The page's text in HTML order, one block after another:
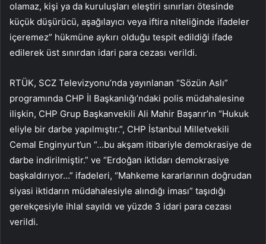
olamaz, kişi ya da kuruluşları eleştiri sınırları ötesinde
küçük düşürücü, aşağılayıcı veya iftira niteliğinde ifadeler
içeremez” hükmüne aykırı olduğu tespit edildiği ifade
edilerek üst sınırdan idari para cezası verildi.
RTÜK, SCZ Televizyonu’nda yayınlanan “Sözün Aslı”
programında CHP İl Başkanlığı’ndaki polis müdahalesine
ilişkin, CHP Grup Başkanvekili Ali Mahir Başarır’ın “Hukuk
eliyle bir darbe yapılmıştır.”, CHP İstanbul Milletvekili
Cemal Enginyurt’un “…bu akşam itibariyle demokrasiye de
darbe indirilmiştir.” ve “Erdoğan iktidarı demokrasiye
başkaldırıyor…” ifadeleri, “Mahkeme kararlarının doğrudan
siyasi iktidarın müdahalesiyle alındığı iması” taşıdığı
gerekçesiyle ihlal sayıldı ve yüzde 3 idari para cezası
verildi.